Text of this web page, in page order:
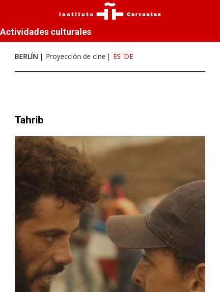
Actividades culturales
BERLÍN Proyección de cine ES DE
Tahrib